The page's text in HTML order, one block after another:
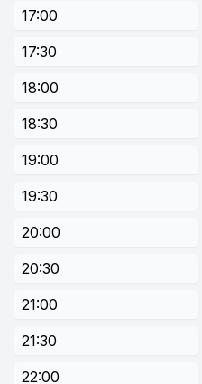
17:00
17:30
18:00
18:30
19:00
19:30
20:00
20:30
21:00
21:30
22:00